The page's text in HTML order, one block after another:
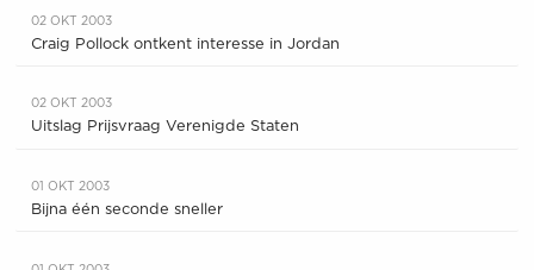
02 OKT 2003
Craig Pollock ontkent interesse in Jordan
02 OKT 2003
Uitslag Prijsvraag Verenigde Staten
01 OKT 2003
Bijna één seconde sneller